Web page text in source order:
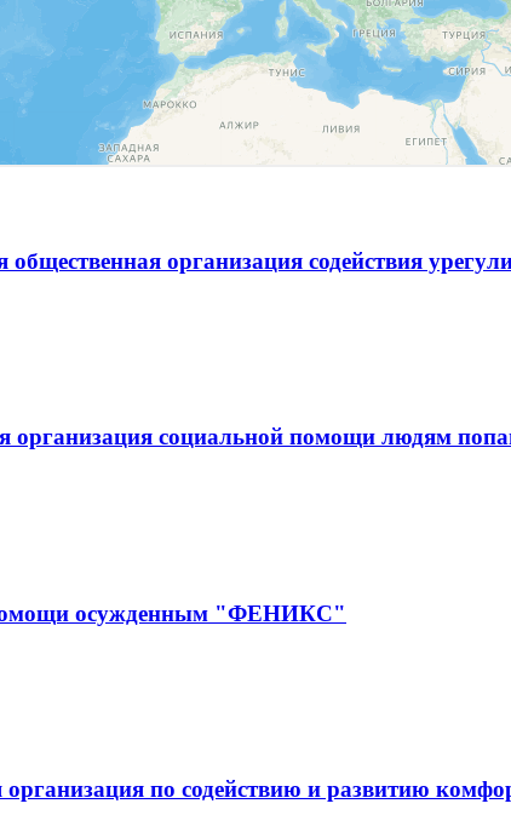
организация содействия
организация социальной помощи людям
осужденным "ФЕНИКС"
организация по содействию и развитию